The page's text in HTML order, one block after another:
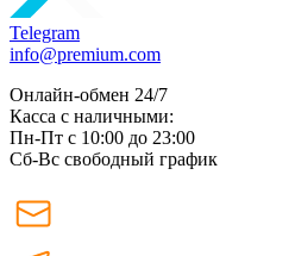
Telegram
info@premium.com
Онлайн-обмен 24/7
Касса с наличными:
Пн-Пт с 10:00 до 23:00
Сб-Вс свободный график